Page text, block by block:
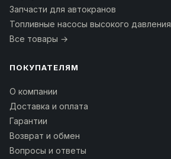
Запчасти для автокранов
Топливные насосы высокого давления
Все товары →
ПОКУПАТЕЛЯМ
О компании
Доставка и оплата
Гарантии
Возврат и обмен
Вопросы и ответы